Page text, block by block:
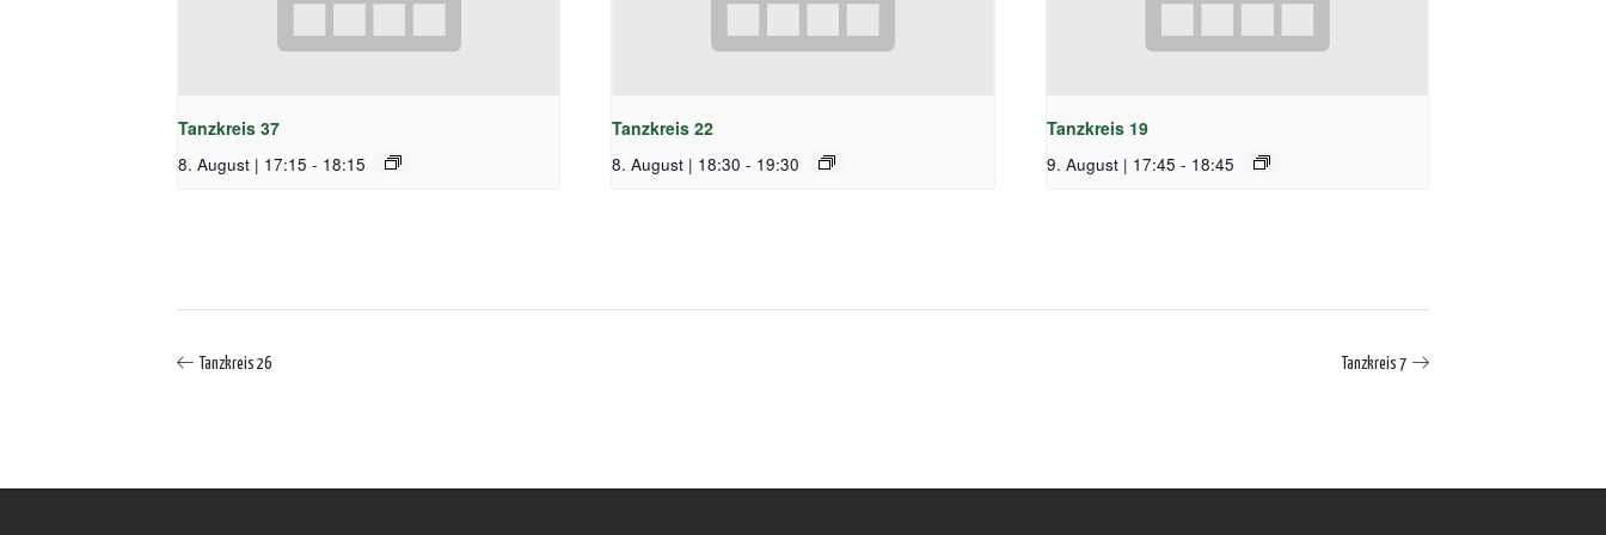
Tanzkreis 37
8. August | 17:15 - 18:15
Tanzkreis 22
8. August | 18:30 - 19:30
Tanzkreis 19
9. August | 17:45 - 18:45
Tanzkreis 26 Tanzkreis 7